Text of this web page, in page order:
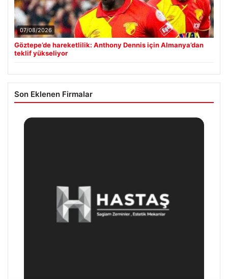
07/08/2026
Göztepe’de hareketlilik: Anthony Dennis için Almanya’dan
teklif yükseliyor
Son Eklenen Firmalar